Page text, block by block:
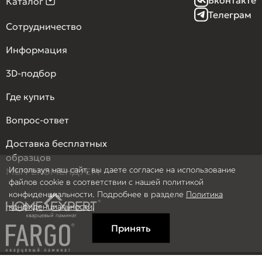
Сотрудничество
Информация
3D-подбор
Где купить
Вопрос-ответ
Доставка бесплатных
образцов
Телеграм
МЫ РЕКОМЕНДУЕМ
Используя наш сайт, вы даете согласие на использование
файлов cookie в соответствии с нашей политикой
конфиденциальности. Подробнее в разделе Политика
конфиденциальности.
Принять